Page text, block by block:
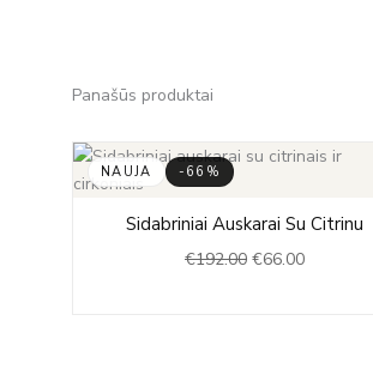
Panašūs produktai
NAUJA -66%
Sidabriniai Auskarai Su Citrinu
€192.00 was:
€66.00is: